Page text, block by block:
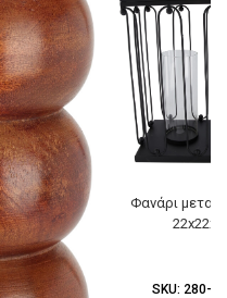
Φανάρι
SKU: 280-